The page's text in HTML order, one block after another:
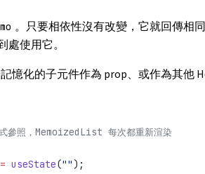
。只要相依性沒有改變，它就回傳相
使用它。
憶化的子元件作為 prop、或作為其他
參照，MemoizedList 每次都重新渲染
= useState("");